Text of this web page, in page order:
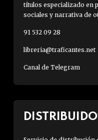
títulos especializado en
sociales y narrativa de
91 532 09 28
libreria@traficantes.net
Canal de Telegram